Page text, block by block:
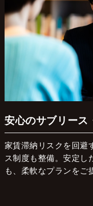
安心のサブリース
家賃滞納リスクを回避
ス制度も整備。安定し
も、柔軟なプランをご